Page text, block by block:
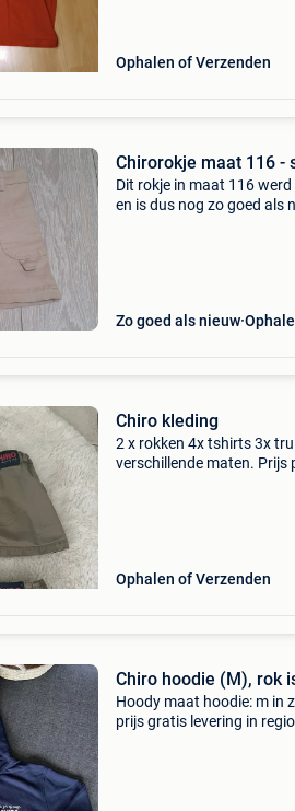
Ophalen of Verzenden
Chirorokje maat 116 -
Dit rokje in maat 116
en is dus nog zo goed als
Zo goed als nieuw
Chiro kleding
2 x rokken 4x tshirts 3x
verschillende maten. Prijs
Ophalen of Verzenden
Chiro hoodie (M), rok
Hoody maat hoodie: m in
prijs gratis levering in